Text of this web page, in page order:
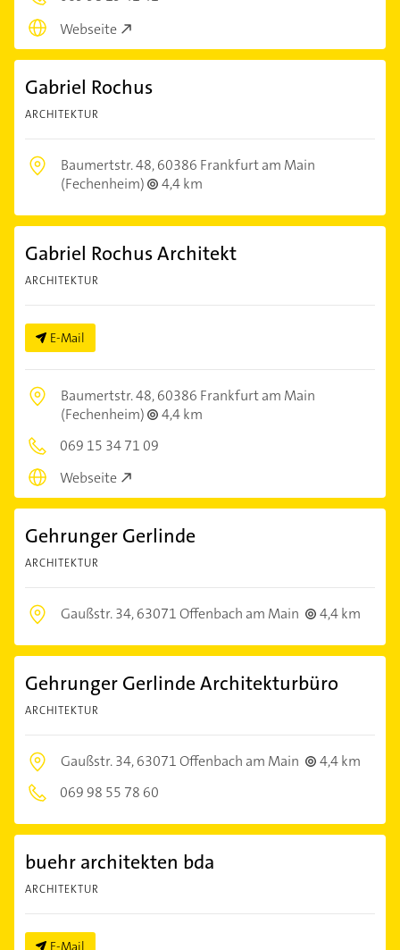
Webseite
Gabriel Rochus
ARCHITEKTUR
Baumertstr. 48,60386 Frankfurt am Main
(Fechenheim)
4,4 km
Gabriel Rochus Architekt
ARCHITEKTUR
E-Mail
Baumertstr. 48,60386 Frankfurt am Main
(Fechenheim)
4,4 km
069 15 34 71 09
Webseite
Gehrunger Gerlinde
ARCHITEKTUR
Gaußstr. 34,63071 Offenbach am Main 4,4 km
Gehrunger Gerlinde Architekturbüro
ARCHITEKTUR
Gaußstr. 34,63071 Offenbach am Main
4,4 km
069 98 55 78 60
buehr architekten bda
ARCHITEKTUR
E-Mail